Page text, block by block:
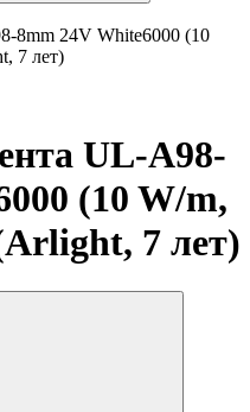
8mm 24V White6000 (10
7 лет)
UL-A98-
(10 W/m,
7 лет)